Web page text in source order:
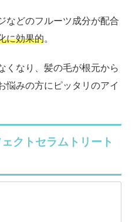
などのフルーツ成分が配合
に効果的。
くなり、髪の毛が根元から
みの方にピッタリのアイ
クトセラムトリート